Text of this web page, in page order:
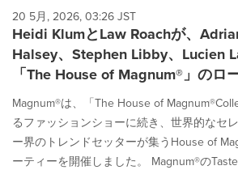
20 5月, 2026, 03:26 JST
Heidi KlumとLaw Roachが、
Halsey、Stephen Libby、Lucien
「The House of Magnum®」のロ
Magnum®は、「The House of
るファッションショーに続き、世界的なセ
ー界のトレンドセッターが集うHouse of
ーティーを開催しました。 Magnum®の